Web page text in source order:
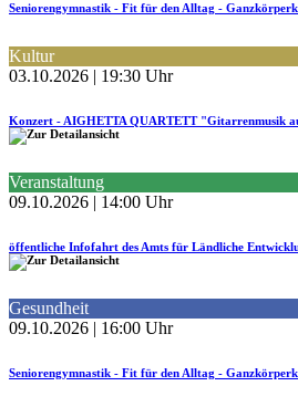
Seniorengymnastik - Fit für den Alltag -
Kultur
03.10.2026 | 19:30 Uhr
Konzert - AIGHETTA QUARTETT "Gitarrenmusik
Veranstaltung
09.10.2026 | 14:00 Uhr
öffentliche Infofahrt des Amts für Ländliche
Gesundheit
09.10.2026 | 16:00 Uhr
Seniorengymnastik - Fit für den Alltag -